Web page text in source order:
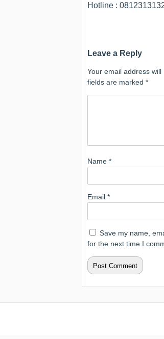
Hotline :
Leave a Reply
Your email address will
fields are marked *
Name *
Email *
Save my name,
for the next time I